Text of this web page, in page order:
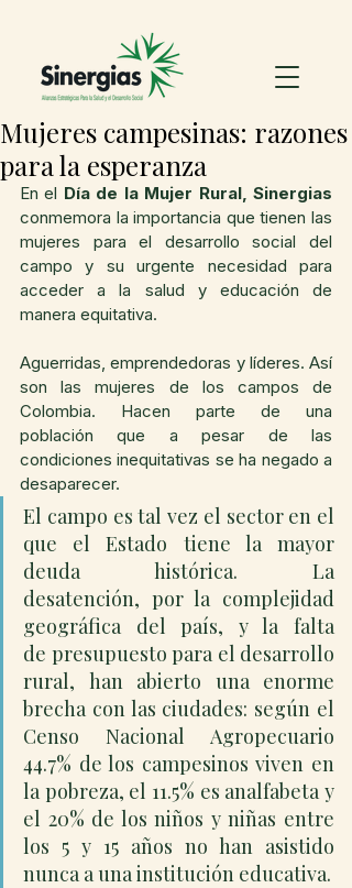
Mujeres campesinas: razones
para la esperanza
En el Día de la Mujer Rural, Sinergias
conmemora la importancia que tienen las
mujeres para el desarrollo social del
campo y su urgente necesidad para
acceder a la salud y educación de
manera equitativa.
Aguerridas, emprendedoras y líderes. Así
son las mujeres de los campos de
Colombia. Hacen parte de una
población que a pesar de las
condiciones inequitativas se ha negado a
desaparecer.
El campo es tal vez el sector en el
que el Estado tiene la mayor
deuda histórica. La
desatención, por la complejidad
geográfica del país, y la falta
de presupuesto para el desarrollo
rural, han abierto una enorme
brecha con las ciudades: según el
Censo Nacional Agropecuario
44.7% de los campesinos viven en
la pobreza, el 11.5% es analfabeta y
el 20% de los niños y niñas entre
los 5 y 15 años no han asistido
nunca a una institución educativa.